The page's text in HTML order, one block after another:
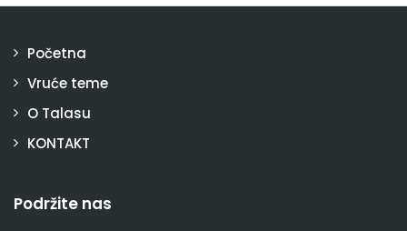
Početna
Vruće teme
O Talasu
KONTAKT
Podržite nas